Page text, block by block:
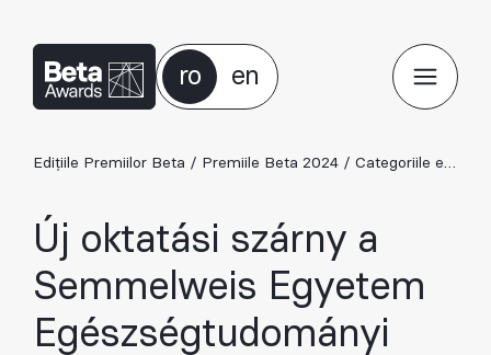
ro en
Edițiile Premiilor Beta / Premiile Beta 2024 / Categoriile ediției 2024
Új oktatási szárny a
Semmelweis Egyetem
Egészségtudományi